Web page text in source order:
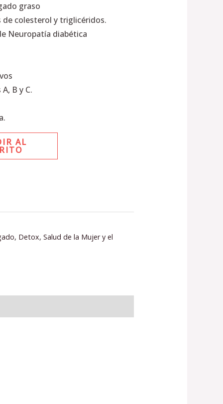
graso
de colesterol y triglicéridos.
Neuropatía diabética
B y C.
AL
, Detox,Salud de la Mujer y el